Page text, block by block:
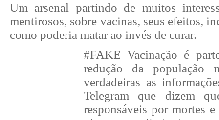
Um arsenal partindo de muitos
mentirosos, sobre vacinas, seus efeitos,
como poderia matar ao invés de curar.
#FAKE Vacinação é
redução da população
verdadeiras as
Telegram que dizem
responsáveis por mortes